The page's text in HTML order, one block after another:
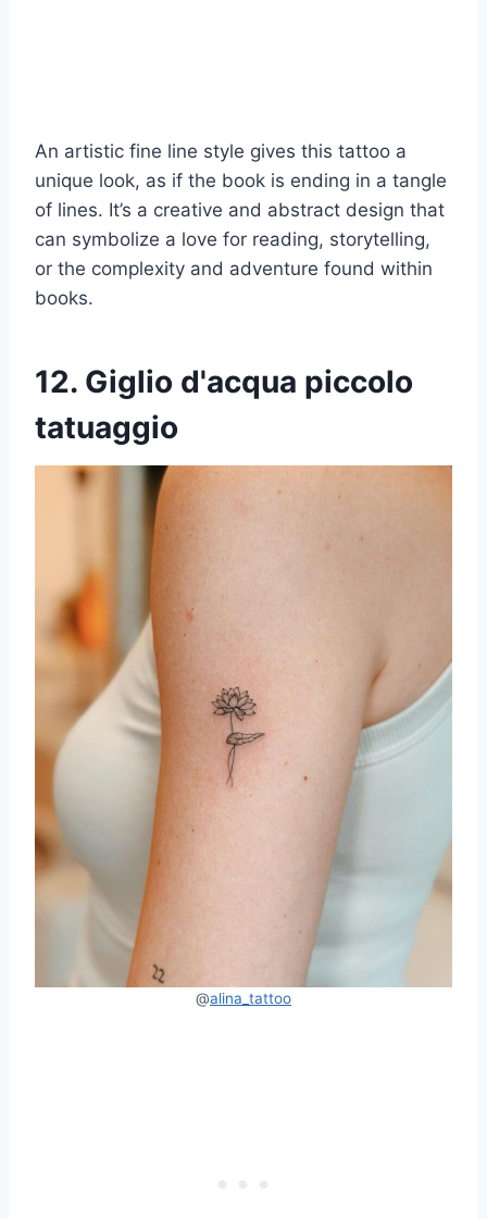
An artistic fine line style gives this tattoo a
unique look, as if the book is ending in a tangle
of lines. It’s a creative and abstract design that
can symbolize a love for reading, storytelling,
or the complexity and adventure found within
books.
12. Giglio d'acqua piccolo
tatuaggio
@alina_tattoo